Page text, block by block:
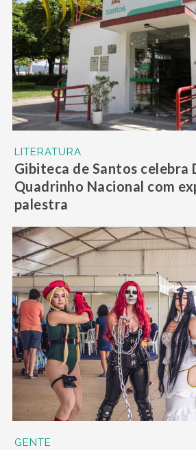
LITERATURA
Gibiteca de Santos celebra
Quadrinho Nacional com
palestra
GENTE